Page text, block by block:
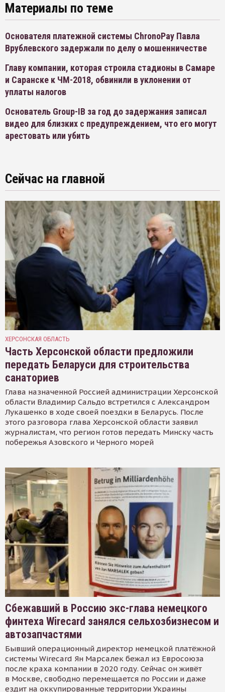
Материалы по теме
Основателя платежной системы ChronoPay Павла
Врублевского задержали по делу о мошенничестве
Главу компании, которая строила стадионы в Самаре
и Саранске к ЧМ-2018, обвинили в уклонении от
уплаты налогов
Основатель Group-IB за год до задержания записал
видео для близких с предупреждением, что его могут
арестовать или убить
Сейчас на главной
ХЕРСОНСКАЯ ОБЛАСТЬ
Часть Херсонской области предложили
передать Беларуси для строительства
санаториев
Глава назначенной Россией администрации Херсонской
области Владимир Сальдо встретился с Александром
Лукашенко в ходе своей поездки в Беларусь. После
этого разговора глава Херсонской области заявил
журналистам, что регион готов передать Минску часть
побережья Азовского и Черного морей
Сбежавший в Россию экс-глава немецкого
финтеха Wirecard занялся сельхозбизнесом и
автозапчастями
Бывший операционный директор немецкой платёжной
системы Wirecard Ян Марсалек бежал из Евросоюза
после краха компании в 2020 году. Сейчас он живёт
в Москве, свободно перемещается по России и даже
ездит на оккупированные территории Украины